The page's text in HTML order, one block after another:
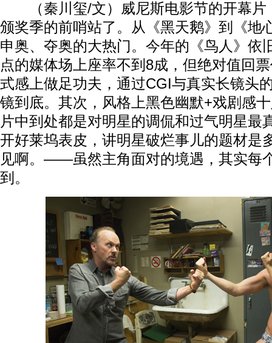
（秦川玺/文）威尼斯电影节的开幕片
颁奖季的前哨站了。从《黑天鹅》到《地
申奥、夺奥的大热门。今年的《鸟人》依
点的媒体场上座率不到8成，但绝对值回
式感上做足功夫，通过CGI与真实长镜头
镜到底。其次，风格上黑色幽默+戏剧感
片中到处都是对明星的调侃和过气明星最
开好莱坞表皮，讲明星破烂事儿的题材是
见啊。——虽然主角面对的境遇，其实每
到。